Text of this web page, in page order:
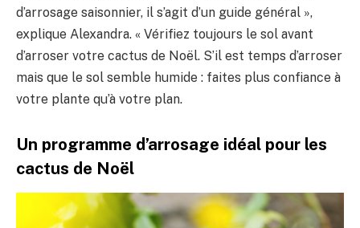
d’arrosage saisonnier, il s’agit d’un guide général »,
explique Alexandra. « Vérifiez toujours le sol avant
d’arroser votre cactus de Noël. S’il est temps d’arroser
mais que le sol semble humide : faites plus confiance à
votre plante qu’à votre plan.
Un programme d’arrosage idéal pour les
cactus de Noël